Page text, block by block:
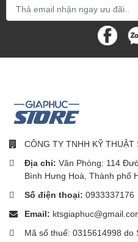
CÔNG TY TNHH KỸ THUẬT
Địa chỉ: Văn Phòng: 114
Bình Hưng Hoà, Thành phố
Số điện thoại: 0933337176
Email:
Mã số thuế: 0315614998